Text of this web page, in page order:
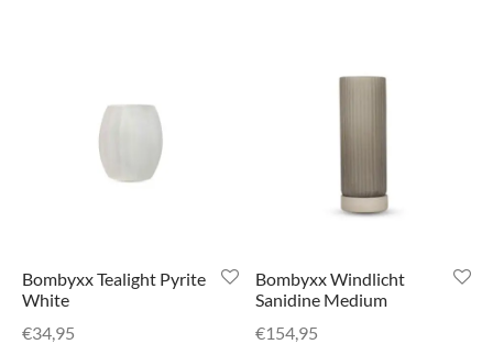
Bombyxx Tealight Pyrite
White
€34,95
Bombyxx Windlicht
Sanidine Medium
€154,95